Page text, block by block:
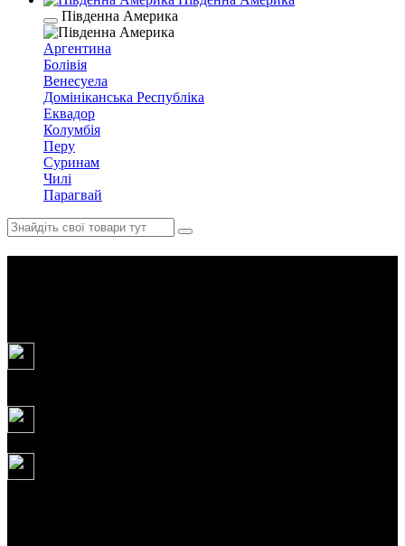
Південна Америка
Аргентина
Болівія
Венесуела
Домініканська Республіка
Еквадор
Колумбія
Перу
Суринам
Чилі
Парагвай